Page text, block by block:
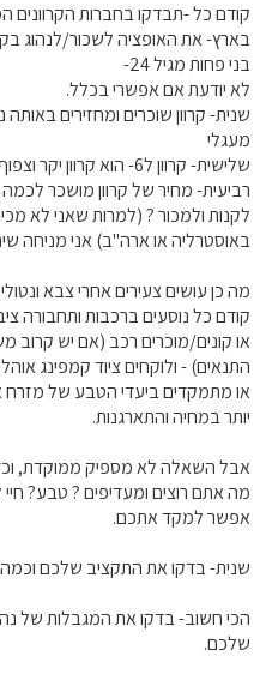
קודם כל -תבדקו בחברות הקרוונים
בארץ- את האופציה לשכור/לנהוג
בני פחות מגיל 24-
לא יודעת אם אפשרי בכלל.
שנית- קרוון שוכרים ומחזירים
מעגלי
שלישית- קרוון ל6- הוא קרוון יקר וצפוף מאד.
רביעית- מחיר של קרוון מושכר
לקנות ולמכור ? (למרות שאני לא
באוסטרליה או ארה"ב) אני מניחה
מה כן עושים צעירים אחרי צבא
קודם כל נוסעים ברכבות ותחבורה
או קונים/מוכרים רכב (אם יש קרוב
התנאים) - ולוקחים ציוד קמפינג
או מתמקדים ביעדי הטבע של מזרח
יותר במחיה והתארגנות.
אבל השאלה לא מספיק ממוקדת,
מה אתם רוצים ומעדיפים ? טבע?
אפשר למקד אתכם.
שנית- בדקו את התקציב שלכם וכמה
הכי חשוב- בדקו את המגבלות של
שלכם.